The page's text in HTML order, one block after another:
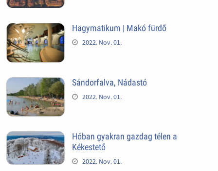
Hagymatikum | Makó fürdő
2022. Nov. 01.
Sándorfalva, Nádastó
2022. Nov. 01.
Hóban gyakran gazdag télen a
Kékestető
2022. Nov. 01.